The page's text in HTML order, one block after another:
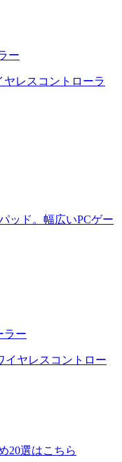
ー
レスコントローラ
ッド。幅広いPCゲー
ラー
イヤレスコントロー
20選はこちら